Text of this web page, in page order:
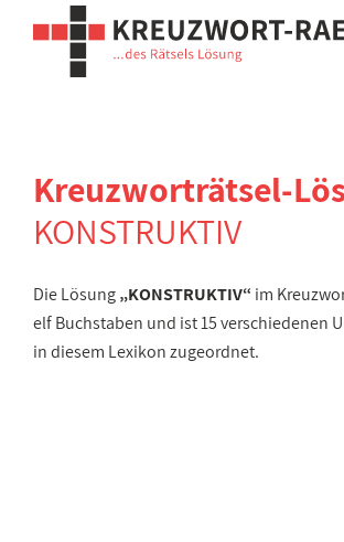
Kreuzworträtsel-
KONSTRUKTIV
Die Lösung„KONSTRUKTIV“ im
elf Buchstaben und ist 15 verschiedenen
in diesem Lexikon zugeordnet.